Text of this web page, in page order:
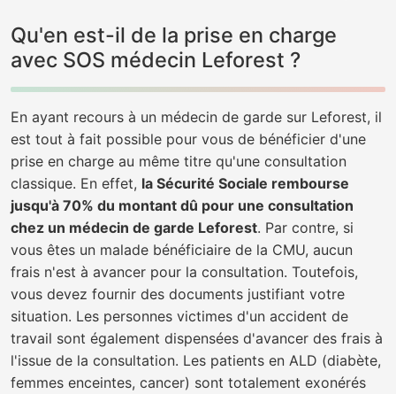
Qu'en est-il de la prise en charge
avec SOS médecin Leforest ?
En ayant recours à un médecin de garde sur Leforest, il
est tout à fait possible pour vous de bénéficier d'une
prise en charge au même titre qu'une consultation
classique. En effet, la Sécurité Sociale rembourse
jusqu'à 70% du montant dû pour une consultation
chez un médecin de garde Leforest. Par contre, si
vous êtes un malade bénéficiaire de la CMU, aucun
frais n'est à avancer pour la consultation. Toutefois,
vous devez fournir des documents justifiant votre
situation. Les personnes victimes d'un accident de
travail sont également dispensées d'avancer des frais à
l'issue de la consultation. Les patients en ALD (diabète,
femmes enceintes, cancer) sont totalement exonérés